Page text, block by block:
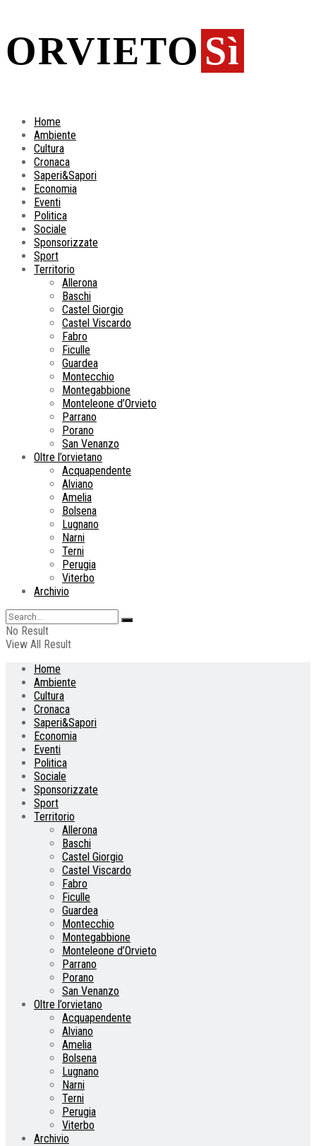
ORVIETO Sì
Home
Ambiente
Cultura
Cronaca
Saperi&Sapori
Economia
Eventi
Politica
Sociale
Sponsorizzate
Sport
Territorio
Allerona
Baschi
Castel Giorgio
Castel Viscardo
Fabro
Ficulle
Guardea
Montecchio
Montegabbione
Monteleone d’Orvieto
Parrano
Porano
San Venanzo
Oltre l’orvietano
Acquapendente
Alviano
Amelia
Bolsena
Lugnano
Narni
Terni
Perugia
Viterbo
Archivio
No Result
View All Result
Home
Ambiente
Cultura
Cronaca
Saperi&Sapori
Economia
Eventi
Politica
Sociale
Sponsorizzate
Sport
Territorio
Allerona
Baschi
Castel Giorgio
Castel Viscardo
Fabro
Ficulle
Guardea
Montecchio
Montegabbione
Monteleone d’Orvieto
Parrano
Porano
San Venanzo
Oltre l’orvietano
Acquapendente
Alviano
Amelia
Bolsena
Lugnano
Narni
Terni
Perugia
Viterbo
Archivio